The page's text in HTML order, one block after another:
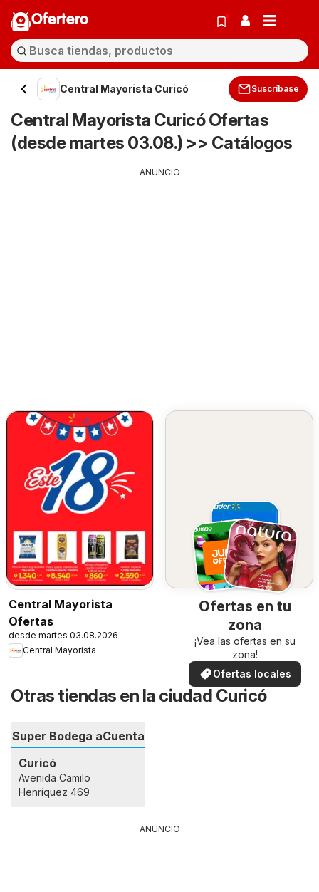
Ofertero
Central Mayorista Curicó Suscríbase
Central Mayorista Curicó Ofertas
(desde martes 03.08.) >> Catálogos
ANUNCIO
Central Mayorista
Ofertas
desde martes 03.08.2026
Central Mayorista
Ofertas en tu
zona
¡Vea las ofertas en su
zona!
Ofertas locales
Otras tiendas en la ciudad Curicó
Super Bodega aCuenta
Curicó
Avenida Camilo
Henríquez 469
ANUNCIO